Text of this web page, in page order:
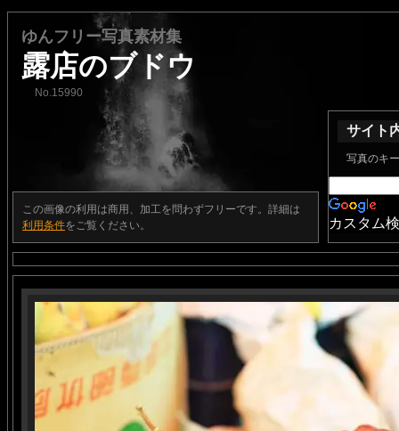
ゆんフリー写真素材集
露店のブドウ
No.15990
この画像の利用は商用、加工を問わずフリーです。詳細は
利用条件をご覧ください。
サイト
写真のキ
カスタム